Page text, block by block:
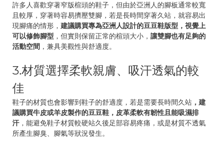
許多人喜歡穿著窄版楦頭的鞋子，但由於亞洲人的腳板通常較寬
且較厚，穿著時容易擠壓雙腳，若是長時間穿著久站，就容易出
現腳痛的情形， 建議購買專為亞洲人設計的豆豆鞋版型，視覺上
可以修飾腳型 ，但實則保留正常的楦頭大小， 讓雙腳也有足夠的
活動空間 ，兼具美觀性與舒適度。
3.材質選擇柔軟親膚、吸汗透氣的較
佳
鞋子的材質也會影響到鞋子的舒適度，若是需要長時間久站 ，建
議購買牛皮或羊皮製作的豆豆鞋，皮革柔軟有韌性且能吸濕排
汗 ，能避免鞋子材質較硬站久後足部容易疼痛，或是材質不透氣
所產生腳臭、腳氣等狀況發生。